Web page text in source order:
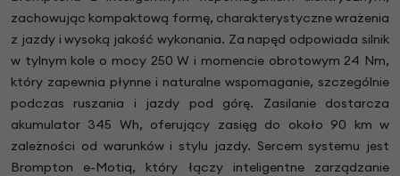
zachowując kompaktową formę, charakterystyczne wrażenia
z jazdy i wysoką jakość wykonania. Za napęd odpowiada silnik
w tylnym kole o mocy 250 W i momencie obrotowym 24 Nm,
który zapewnia płynne i naturalne wspomaganie, szczególnie
podczas ruszania i jazdy pod górę. Zasilanie dostarcza
akumulator 345 Wh, oferujący zasięg do około 90 km w
zależności od warunków i stylu jazdy. Sercem systemu jest
Brompton e-Motiq, który łączy inteligentne zarządzanie